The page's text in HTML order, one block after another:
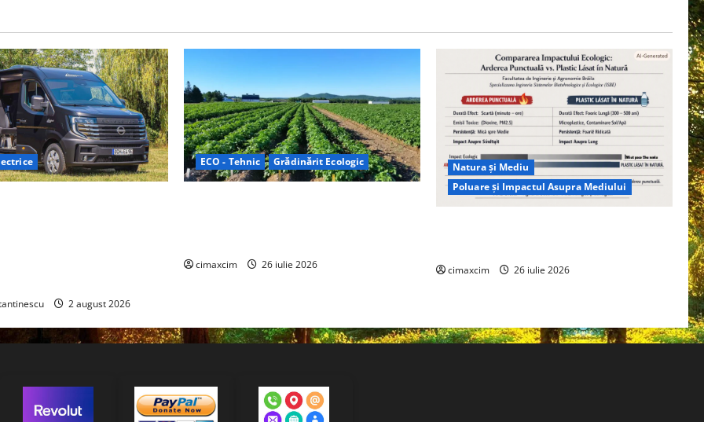
2 august 2026
ECO - Tehnic Grădinărit Ecologic
cimaxcim 26 iulie 2026
Natura și Mediu
Poluare și Impactul Asupra Mediului
cimaxcim 26 iulie 2026